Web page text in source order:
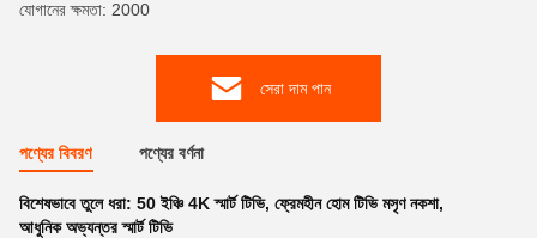
যোগানের ক্ষমতা: 2000
সেরা দাম পান
পণ্যের বিবরণ পণ্যের বর্ণনা
বিশেষভাবে তুলে ধরা: 50 ইঞ্চি 4K স্মার্ট টিভি, ফ্রেমহীন হোম টিভি মসৃণ নকশা,
আধুনিক অভ্যন্তর স্মার্ট টিভি